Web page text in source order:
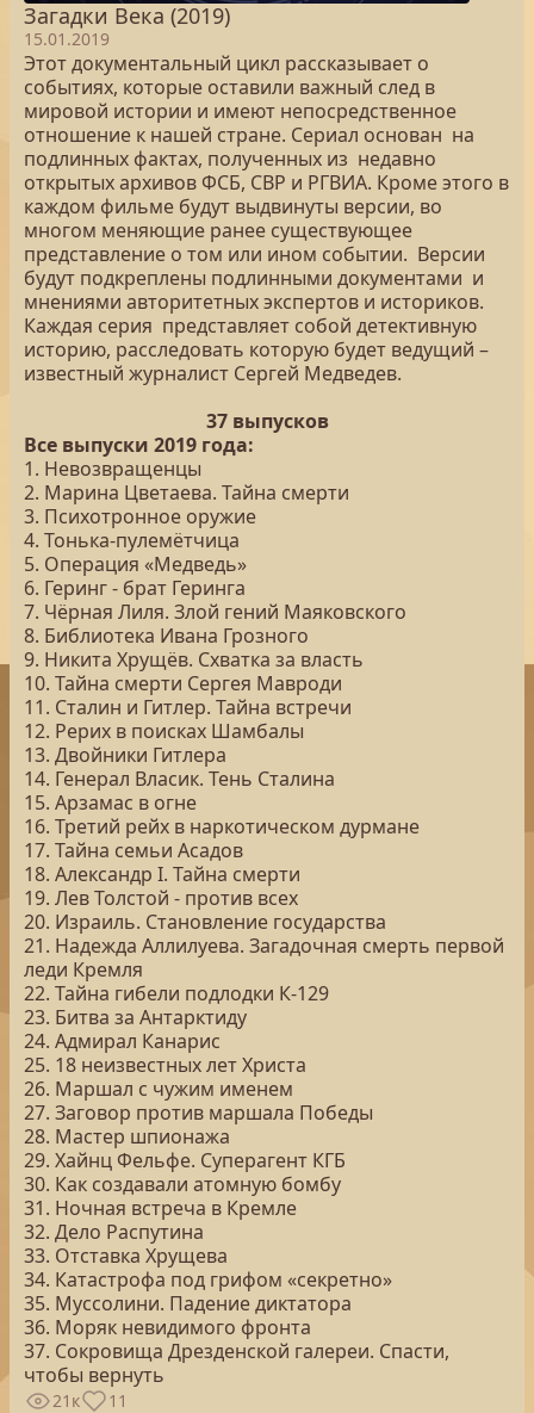
Загадки Века (2019)
15.01.2019
Этот документальный цикл рассказывает о
событиях, которые оставили важный след в
мировой истории и имеют непосредственное
отношение к нашей стране. Сериал основан на
подлинных фактах, полученных из недавно
открытых архивов ФСБ, СВР и РГВИА. Кроме этого в
каждом фильме будут выдвинуты версии, во
многом меняющие ранее существующее
представление о том или ином событии. Версии
будут подкреплены подлинными документами и
мнениями авторитетных экспертов и историков.
Каждая серия представляет собой детективную
историю, расследовать которую будет ведущий –
известный журналист Сергей Медведев.
37 выпусков
Все выпуски 2019 года:
1. Невозвращенцы
2. Марина Цветаева. Тайна смерти
3. Психотронное оружие
4. Тонька-пулемётчица
5. Операция «Медведь»
6. Геринг - брат Геринга
7. Чёрная Лиля. Злой гений Маяковского
8. Библиотека Ивана Грозного
9. Никита Хрущёв. Схватка за власть
10. Тайна смерти Сергея Мавроди
11. Сталин и Гитлер. Тайна встречи
12. Рерих в поисках Шамбалы
13. Двойники Гитлера
14. Генерал Власик. Тень Сталина
15. Арзамас в огне
16. Третий рейх в наркотическом дурмане
17. Тайна семьи Асадов
18. Александр I. Тайна смерти
19. Лев Толстой - против всех
20. Израиль. Становление государства
21. Надежда Аллилуева. Загадочная смерть первой
леди Кремля
22. Тайна гибели подлодки К-129
23. Битва за Антарктиду
24. Адмирал Канарис
25. 18 неизвестных лет Христа
26. Маршал с чужим именем
27. Заговор против маршала Победы
28. Мастер шпионажа
29. Хайнц Фельфе. Суперагент КГБ
30. Как создавали атомную бомбу
31. Ночная встреча в Кремле
32. Дело Распутина
33. Отставка Хрущева
34. Катастрофа под грифом «секретно»
35. Муссолини. Падение диктатора
36. Моряк невидимого фронта
37. Сокровища Дрезденской галереи. Спасти,
чтобы вернуть
21к 11